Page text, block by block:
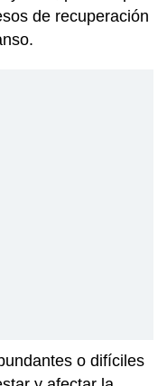
de recuperación
o difíciles